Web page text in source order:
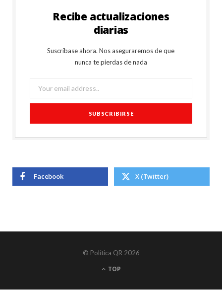
Recibe actualizaciones
diarias
Suscríbase ahora. Nos aseguraremos de que
nunca te pierdas de nada
Facebook X (Twitter)
© Política QR 2026
TOP